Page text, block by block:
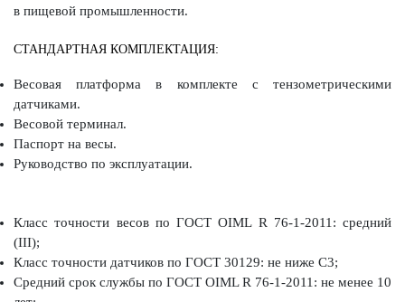
в пищевой промышленности.
СТАНДАРТНАЯ КОМПЛЕКТАЦИЯ:
Весовая платформа в комплекте с тензометрическими
датчиками.
Весовой терминал.
Паспорт на весы.
Руководство по эксплуатации.
Класс точности весов по ГОСТ OIML R 76-1-2011: средний
(III);
Класс точности датчиков по ГОСТ 30129: не ниже С3;
Средний срок службы по ГОСТ OIML R 76-1-2011: не менее 10